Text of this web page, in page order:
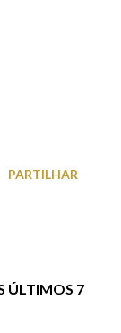
PARTILHAR
ÚLTIMOS 7